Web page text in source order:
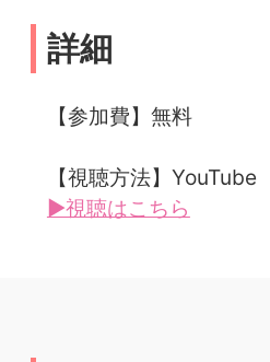
詳細
【参加費】無料
【視聴方法】YouTube
▶視聴はこちら